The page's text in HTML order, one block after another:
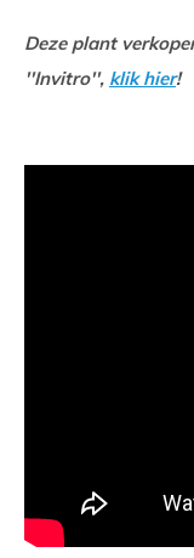
Deze plant
''Invitro'', klik hier!